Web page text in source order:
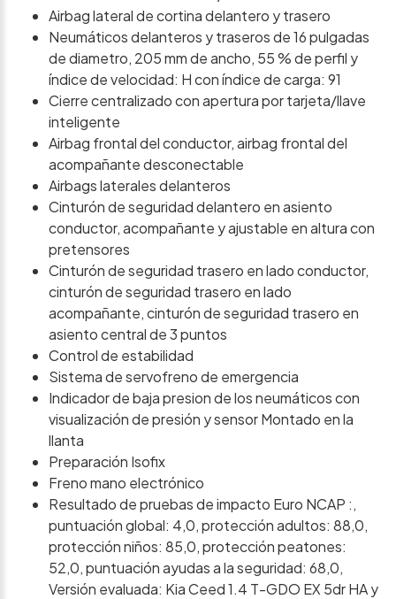
Airbag lateral de cortina delantero y trasero
Neumáticos delanteros y traseros de 16 pulgadas
de diametro, 205 mm de ancho, 55 % de perfil y
índice de velocidad: H con índice de carga: 91
Cierre centralizado con apertura por tarjeta/llave
inteligente
Airbag frontal del conductor, airbag frontal del
acompañante desconectable
Airbags laterales delanteros
Cinturón de seguridad delantero en asiento
conductor, acompañante y ajustable en altura con
pretensores
Cinturón de seguridad trasero en lado conductor,
cinturón de seguridad trasero en lado
acompañante, cinturón de seguridad trasero en
asiento central de 3 puntos
Control de estabilidad
Sistema de servofreno de emergencia
Indicador de baja presion de los neumáticos con
visualización de presión y sensor Montado en la
llanta
Preparación Isofix
Freno mano electrónico
Resultado de pruebas de impacto Euro NCAP :,
puntuación global: 4,0, protección adultos: 88,0,
protección niños: 85,0, protección peatones:
52,0, puntuación ayudas a la seguridad: 68,0,
Versión evaluada: Kia Ceed 1.4 T-GDO EX 5dr HA y